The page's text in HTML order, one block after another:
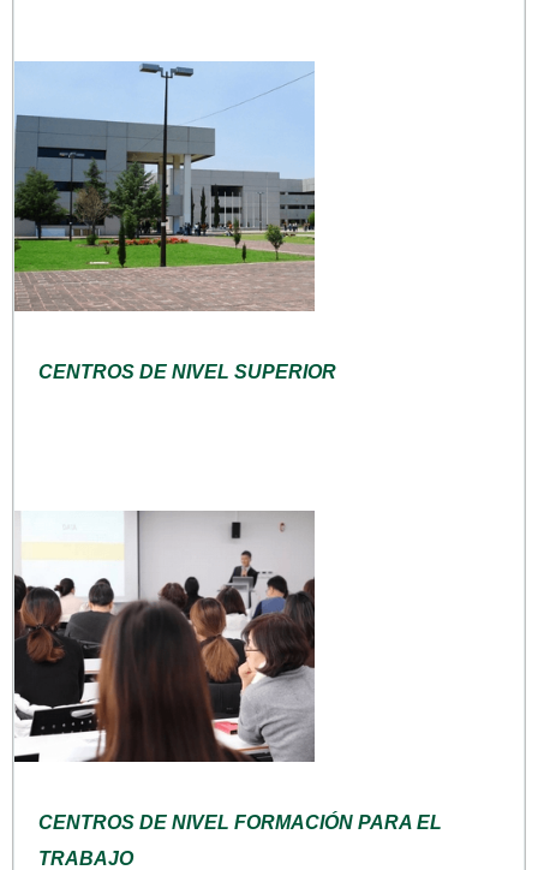
CENTROS DE NIVEL SUPERIOR
CENTROS DE NIVEL FORMACIÓN PARA EL
TRABAJO